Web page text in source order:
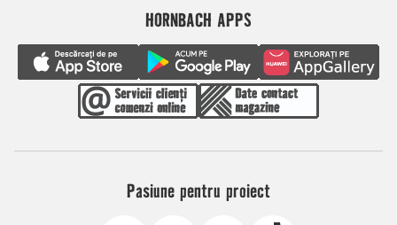
HORNBACH APPS
Pasiune pentru proiect